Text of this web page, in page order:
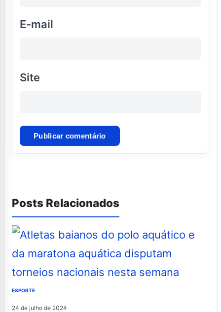
E-mail
Site
Posts Relacionados
ESPORTE
24 de julho de 2024